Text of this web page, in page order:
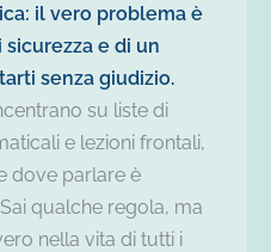
il vero problema è
e di un
senza giudizio.
su liste di
e lezioni frontali,
dove parlare è
qualche regola, ma
nella vita di tutti i